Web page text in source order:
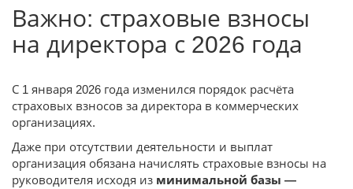
Важно: страховые взносы
на директора с 2026 года
С 1 января 2026 года изменился порядок расчёта
страховых взносов за директора в коммерческих
организациях.
Даже при отсутствии деятельности и выплат
организация обязана начислять страховые взносы на
руководителя исходя из минимальной базы —